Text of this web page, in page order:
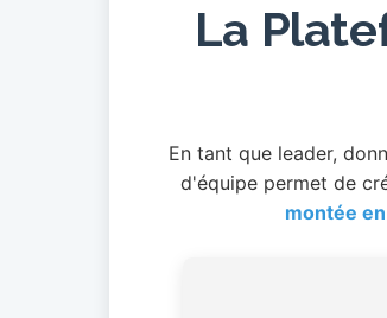
La
En tant que leader,
d'équipe permet de
montée